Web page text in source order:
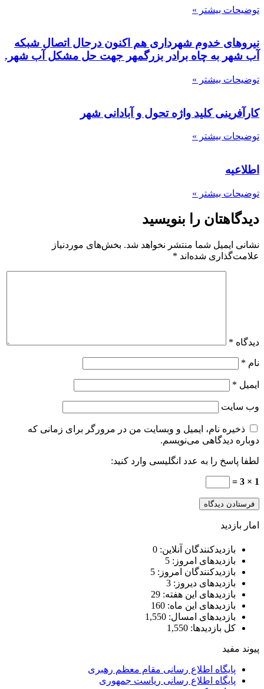
توضیحات بیشتر »
نیروهای خدوم شهرداری هم اکنون درحال اتصال شبکه
آب شهر به چاه برادر بزرگمهر جهت حل مشکل آب شهر.
توضیحات بیشتر »
کارآفرینی کلید واژه تحول و آبادانی شهر
توضیحات بیشتر »
اطلاعیه
توضیحات بیشتر »
دیدگاهتان را بنویسید
نشانی ایمیل شما منتشر نخواهد شد. بخش‌های موردنیاز
علامت‌گذاری شده‌اند *
دیدگاه *
نام *
ایمیل *
وب‌ سایت
ذخیره نام، ایمیل و وبسایت من در مرورگر برای زمانی که
دوباره دیدگاهی می‌نویسم.
لطفا پاسخ را به عدد انگلیسی وارد کنید:
1 × 3 =
امار بازدید
بازدیدکنندگان آنلاین: 0
بازدیدهای امروز: 5
بازدیدکنندگان امروز: 5
بازدیدهای دیروز: 3
بازدیدهای این هفته: 29
بازدیدهای این ماه: 160
بازدیدهای امسال: 1,550
کل بازدیدها: 1,550
پیوند مفید
پایگاه اطلاع رسانی مقام معظم رهبری
پایگاه اطلاع رسانی ریاست جمهوری